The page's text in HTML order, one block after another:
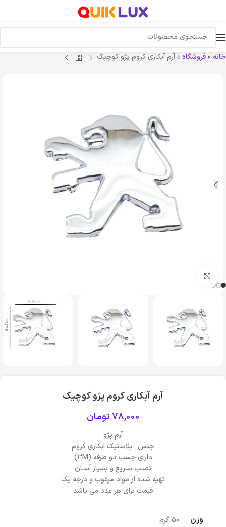
خانه »فروشگاه »آرم آبکاری کروم پژو کوچیک
آرم آبکاری کروم پژو کوچیک
78,000تومان
آرم پژو
جنس : پلاستیک ابکاری کروم
داراي چسب دو طرفه (3M)
نصـب سـريع و بسيار آسـان
تهيه شده از مواد مرغوب و درجه يك
قیمت برای هر عدد می باشد
وزن 50 گرم